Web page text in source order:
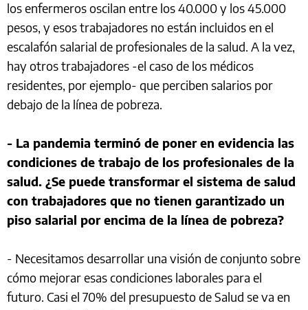
los enfermeros oscilan entre los 40.000 y los 45.000
pesos, y esos trabajadores no están incluidos en el
escalafón salarial de profesionales de la salud. A la vez,
hay otros trabajadores -el caso de los médicos
residentes, por ejemplo- que perciben salarios por
debajo de la línea de pobreza.
- La pandemia terminó de poner en evidencia las
condiciones de trabajo de los profesionales de la
salud. ¿Se puede transformar el sistema de salud
con trabajadores que no tienen garantizado un
piso salarial por encima de la línea de pobreza?
- Necesitamos desarrollar una visión de conjunto sobre
cómo mejorar esas condiciones laborales para el
futuro. Casi el 70% del presupuesto de Salud se va en